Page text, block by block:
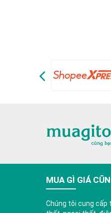
MUA GÌ GIÁ
Chúng tôi cung cấp